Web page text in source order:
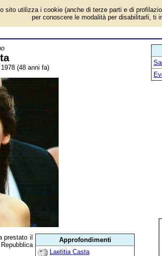
è nato, cosa ha fatto Laetitia Casta,
(48 anni fa)
Approfondimenti
Laetitia Casta
prestato il
sito utilizza i cookie (anche di terze parti e di
per conoscere le modalità per disabilitarli, ti